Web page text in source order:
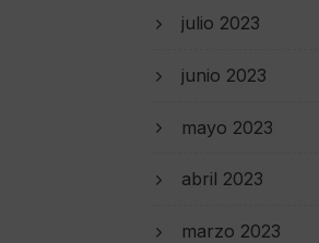
julio 2023
junio 2023
mayo 2023
abril 2023
marzo 2023